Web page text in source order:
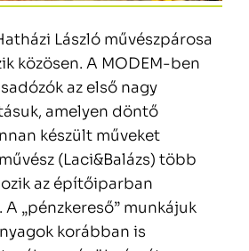
László művészpárosa
közösen. A MODEM-ben
az első nagy
amelyen döntő
készült műveket
(Laci&Balázs) több
az építőiparban
„pénzkereső” munkájuk
korábban is